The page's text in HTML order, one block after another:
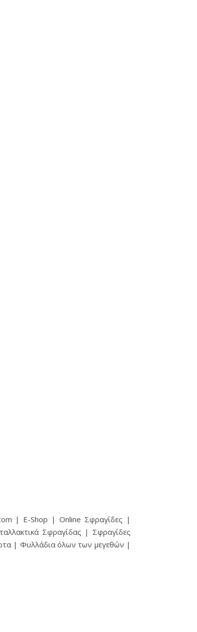
| E-Shop | Online Σφραγίδες |
Σφραγίδας | Σφραγίδες
| Φυλλάδια όλων των μεγεθών |